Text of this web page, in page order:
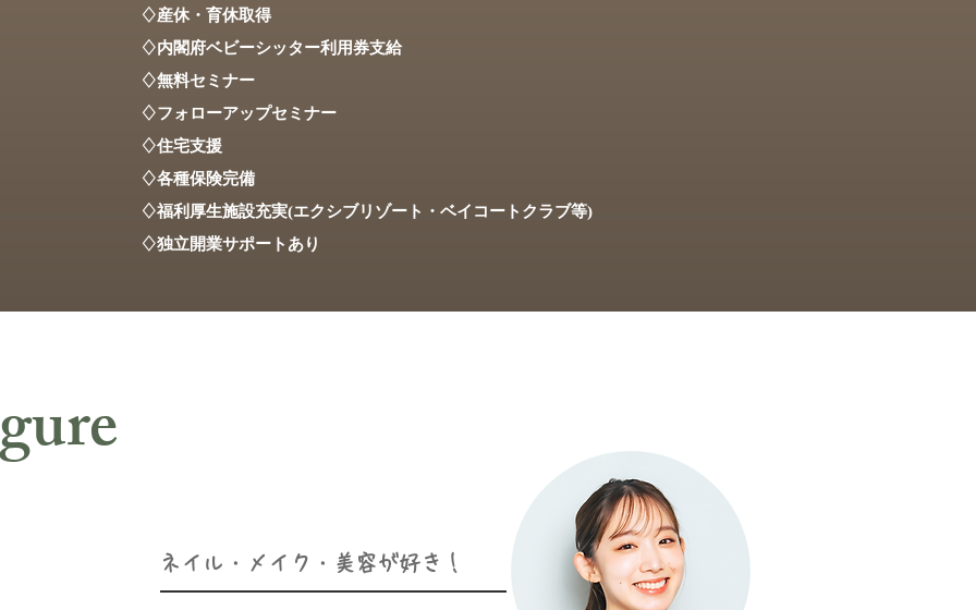
♢産休・育休取得
♢内閣府ベビーシッター利用券支給
♢無料セミナー
♢フォローアップセミナー
♢住宅支援
♢各種保険完備
♢福利厚生施設充実(エクシブリゾート・ベイコートクラブ等)
♢独立開業サポートあり
ネイル・メイク・美容が好き！